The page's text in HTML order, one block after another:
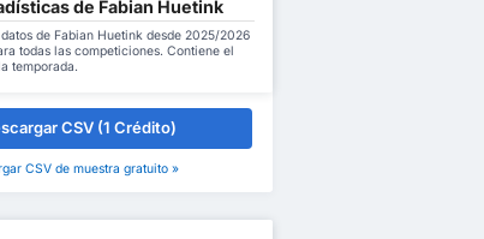
de Fabian Huetink
de Fabian Huetink desde 2025/2026
todas las competiciones. Contiene el
temporada.
CSV (1 Crédito)
CSV de muestra gratuito »